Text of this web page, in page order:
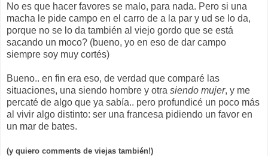
No es que hacer favores se malo, para nada. Pero si una
macha le pide campo en el carro de a la par y ud se lo da,
porque no se lo da también al viejo gordo que se está
sacando un moco? (bueno, yo en eso de dar campo
siempre soy muy cortés)
Bueno.. en fin era eso, de verdad que comparé las
situaciones, una siendo hombre y otra siendo mujer, y me
percaté de algo que ya sabía.. pero profundicé un poco más
al vivir algo distinto: ser una francesa pidiendo un favor en
un mar de bates.
(y quiero comments de viejas también!)